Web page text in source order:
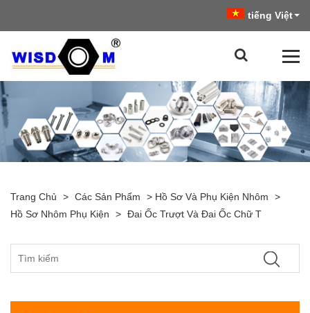
tiếng Việt
Trang Chủ > Các Sản Phẩm > Hồ Sơ Và Phụ Kiện Nhôm
>
Hồ Sơ Nhôm Phụ Kiện
> Đai Ốc Trượt Và Đai Ốc Chữ T